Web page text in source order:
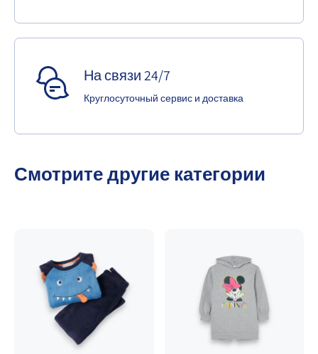
На связи 24/7
Круглосуточный сервис и доставка
Смотрите другие категории